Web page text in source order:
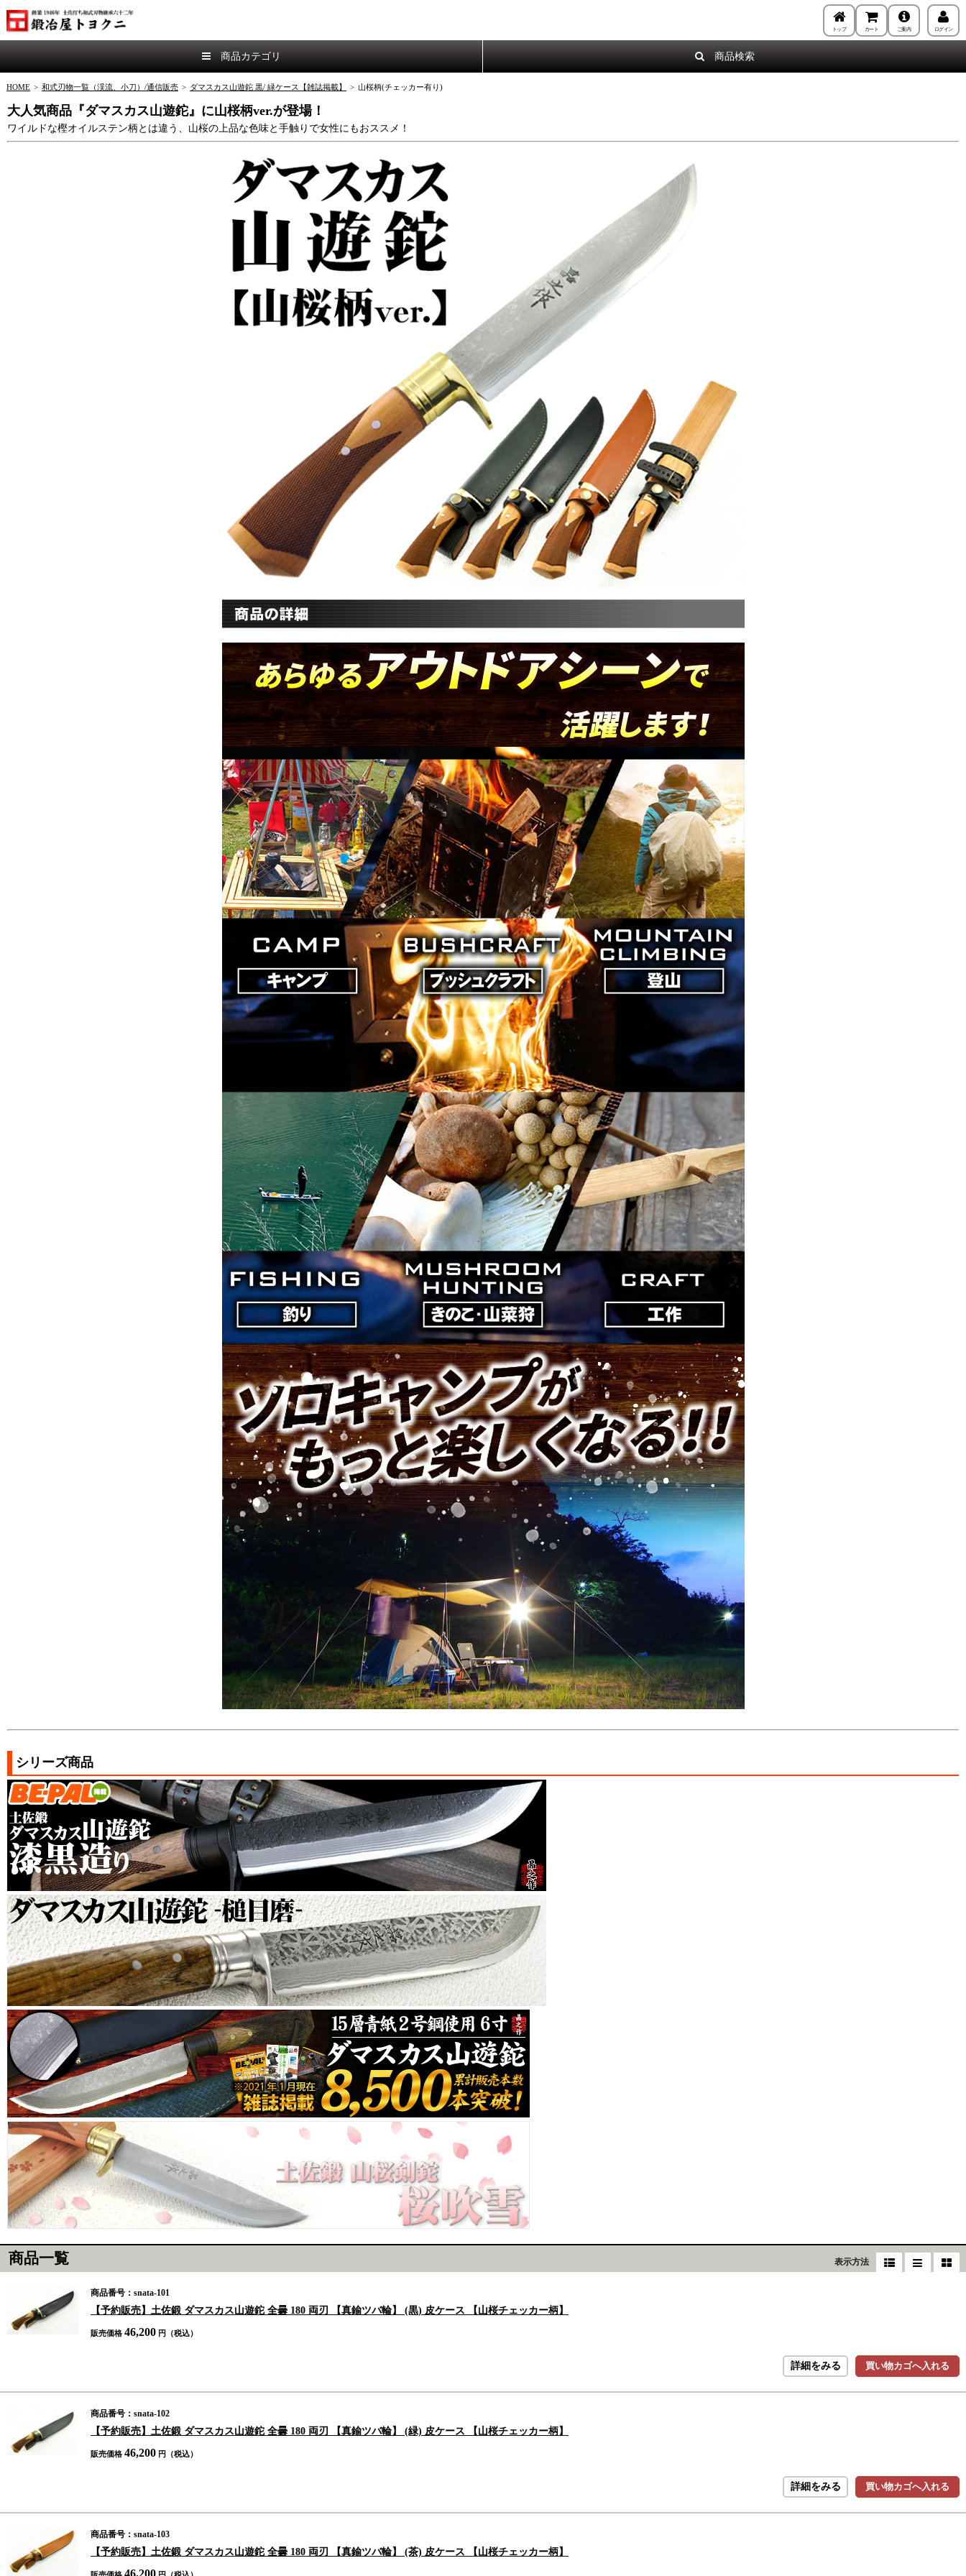
トップ カート ご案内 ログイン
商品カテゴリ 商品検索
HOME > 和式刃物一覧（渓流、小刀）/通信販売 > ダマスカス山遊鉈 黒/ 緑ケース【雑誌掲載】 > 山桜柄(チェッカー有り)
大人気商品『ダマスカス山遊鉈』に山桜柄ver.が登場！
ワイルドな樫オイルステン柄とは違う、山桜の上品な色味と手触りで女性にもおススメ！
シリーズ商品
商品一覧 表示方法
商品番号：snata-101
【予約販売】土佐鍛 ダマスカス山遊鉈 全曇 180 両刃 【真鍮ツバ輪】 (黒) 皮ケース 【山桜チェッカー柄】
販売価格 46,200 円（税込）
買い物カゴへ入れる
詳細をみる
商品番号：snata-102
【予約販売】土佐鍛 ダマスカス山遊鉈 全曇 180 両刃 【真鍮ツバ輪】 (緑) 皮ケース 【山桜チェッカー柄】
販売価格 46,200 円（税込）
買い物カゴへ入れる
詳細をみる
商品番号：snata-103
【予約販売】土佐鍛 ダマスカス山遊鉈 全曇 180 両刃 【真鍮ツバ輪】 (茶) 皮ケース 【山桜チェッカー柄】